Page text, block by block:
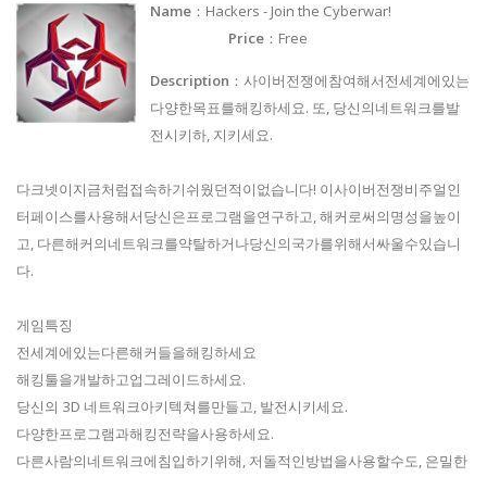
Name ：Hackers - Join the Cyberwar!
Price ：Free
Description ：사이버전쟁에참여해서전세계에있는
다양한목표를해킹하세요. 또, 당신의네트워크를발
전시키하, 지키세요.
다크넷이지금처럼접속하기쉬웠던적이없습니다! 이사이버전쟁비주얼인
터페이스를사용해서당신은프로그램을연구하고, 해커로써의명성을높이
고, 다른해커의네트워크를약탈하거나당신의국가를위해서싸울수있습니
다.
게임특징
전세계에있는다른해커들을해킹하세요
해킹툴을개발하고업그레이드하세요.
당신의 3D 네트워크아키텍쳐를만들고, 발전시키세요.
다양한프로그램과해킹전략을사용하세요.
다른사람의네트워크에침입하기위해, 저돌적인방법을사용할수도, 은밀한